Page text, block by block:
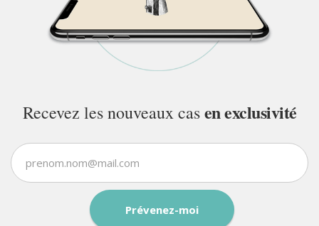
Recevez les nouveaux casen exclusivité